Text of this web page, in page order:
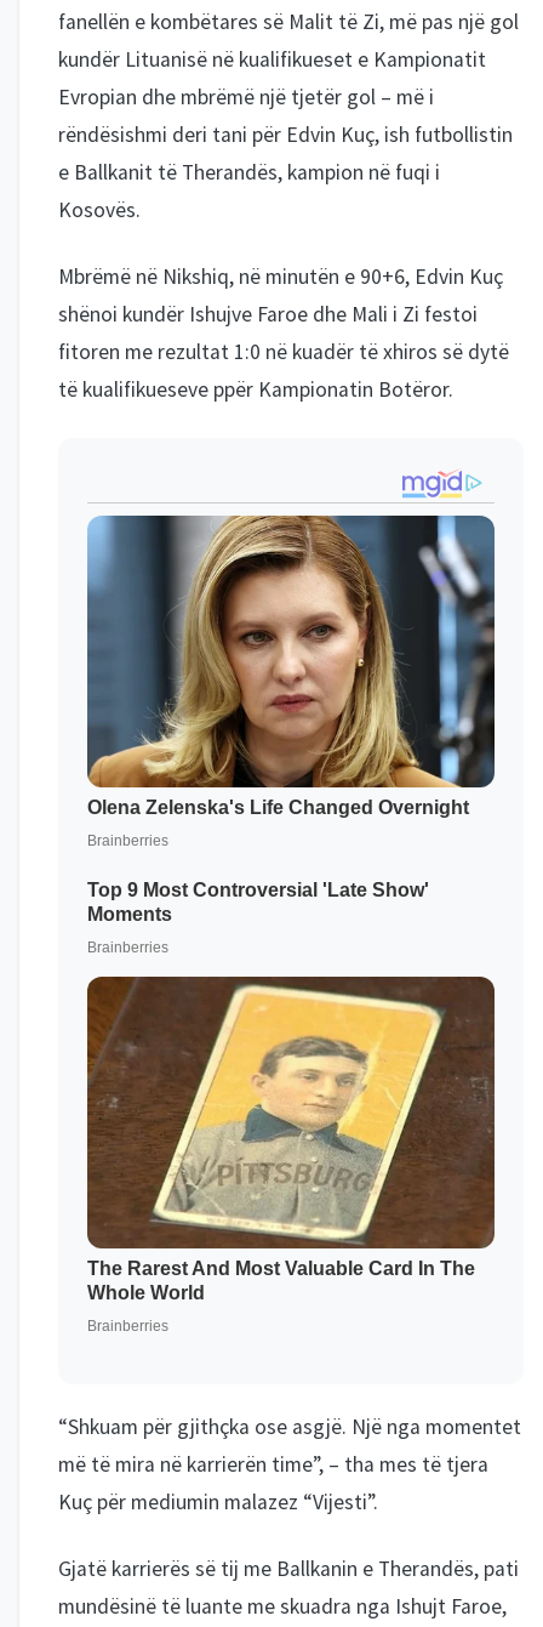
fanellën e kombëtares së Malit të Zi, më pas një gol
kundër Lituanisë në kualifikueset e Kampionatit
Evropian dhe mbrëmë një tjetër gol – më i
rëndësishmi deri tani për Edvin Kuç, ish futbollistin
e Ballkanit të Therandës, kampion në fuqi i
Kosovës.
Mbrëmë në Nikshiq, në minutën e 90+6, Edvin Kuç
shënoi kundër Ishujve Faroe dhe Mali i Zi festoi
fitoren me rezultat 1:0 në kuadër të xhiros së dytë
të kualifikueseve ppër Kampionatin Botëror.
“Shkuam për gjithçka ose asgjë. Një nga momentet
më të mira në karrierën time”, – tha mes të tjera
Kuç për mediumin malazez “Vijesti”.
Gjatë karrierës së tij me Ballkanin e Therandës, pati
mundësinë të luante me skuadra nga Ishujt Faroe,